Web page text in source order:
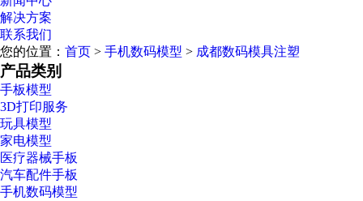
解决方案
联系我们
您的位置： 首页 > 手机数码模型 > 成都数码模具注塑
产品类别
手板模型
3D打印服务
玩具模型
家电模型
医疗器械手板
汽车配件手板
手机数码模型